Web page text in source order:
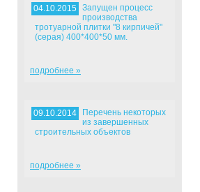
04.10.2015
Запущен процесс
производства
тротуарной плитки "8 кирпичей"
(серая) 400*400*50 мм.
подробнее »
09.10.2014
Перечень некоторых
из завершенных
строительных объектов
подробнее »